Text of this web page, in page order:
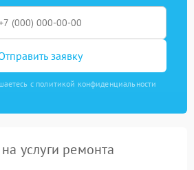
заявку
с политикой конфиденциальности
услуги ремонта